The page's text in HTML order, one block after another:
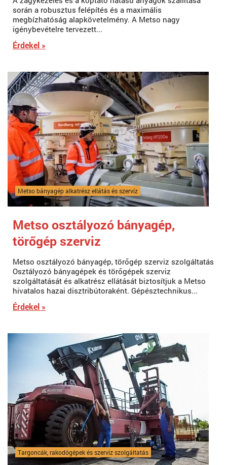
során a robusztus felépítés és a maximális
megbízhatóság alapkövetelmény. A Metso nagy
igénybevételre tervezett...
Érdekel »
Metso bányagép alkatrész ellátás és szervíz
Metso osztályozó bányagép,
törőgép szerviz
Metso osztályozó bányagép, törőgép szerviz szolgáltatás
Osztályozó bányagépek és törőgépek szerviz
szolgáltatását és alkatrész ellátását biztosítjuk a Metso
hivatalos hazai disztribútoraként. Gépésztechnikus...
Érdekel »
Targoncák, rakodógépek és szerviz szolgáltatás